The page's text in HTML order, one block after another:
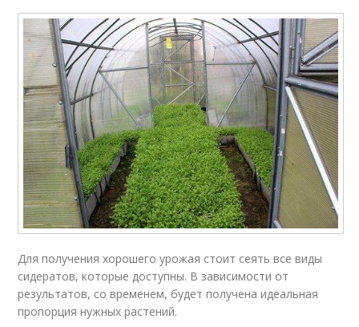
Для получения хорошего урожая стоит сеять все виды
сидератов, которые доступны. В зависимости от
результатов, со временем, будет получена идеальная
пропорция нужных растений.